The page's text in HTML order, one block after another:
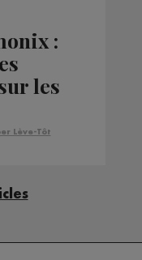
:
les
Lève-Tôt